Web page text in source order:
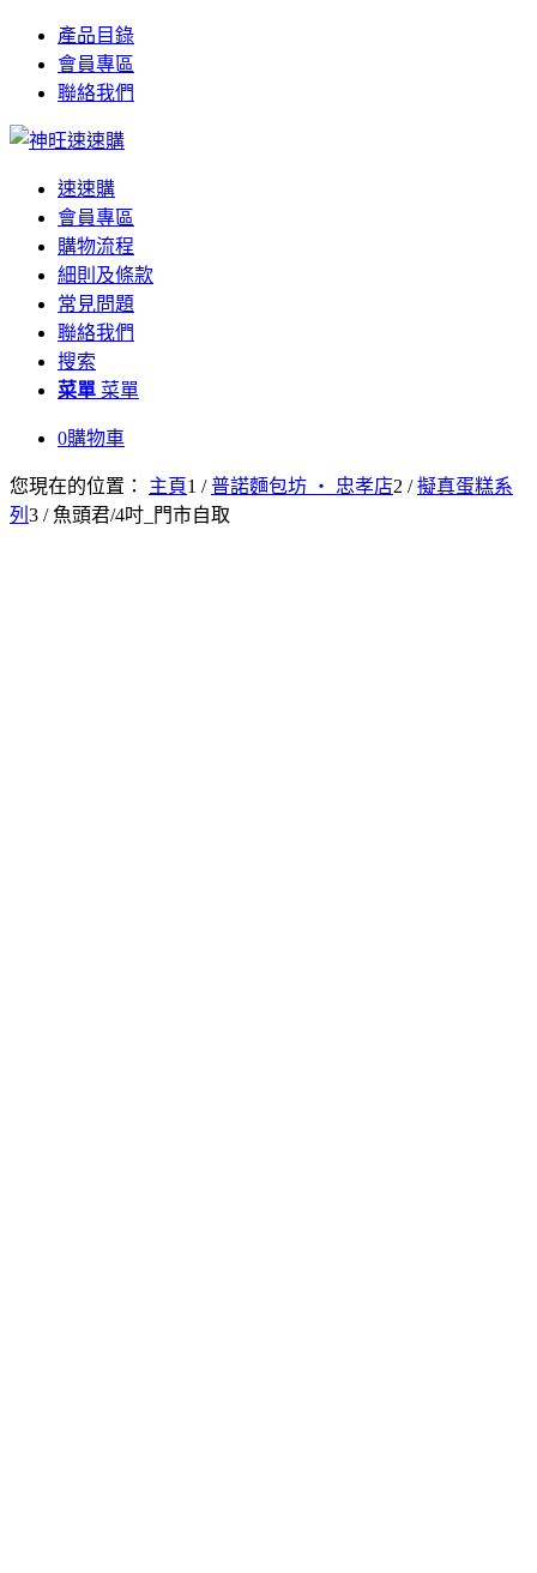
產品目錄
會員專區
聯絡我們
速速購
會員專區
購物流程
細則及條款
常見問題
聯絡我們
搜索
菜單 菜單
0購物車
您現在的位置： 主頁1 / 普諾麵包坊 ‧ 忠孝店2 / 擬真蛋糕系
列 3 / 魚頭君/4吋_門市自取